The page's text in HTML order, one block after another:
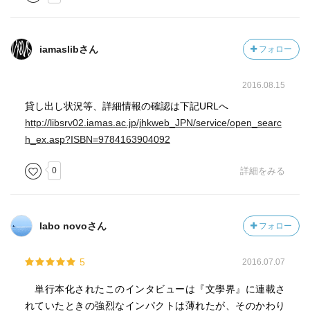
iamaslibさん フォロー
2016.08.15
貸し出し状況等、詳細情報の確認は下記URLへ
http://libsrv02.iamas.ac.jp/jhkweb_JPN/service/open_searc
h_ex.asp?ISBN=9784163904092
0 詳細をみる
labo novoさん フォロー
5 2016.07.07
単行本化されたこのインタビューは『文學界』に連載さ
れていたときの強烈なインパクトは薄れたが、そのかわり